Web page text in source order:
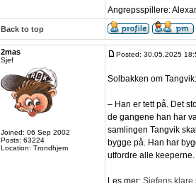
Angrepsspillere:
Back to top
2mas
Sjef
Joined: 06 Sep 2002
Posts: 63224
Location: Trondhjem
Posted: 30.05.2025
Solbakken om Tangvik:
– Han er tett på. Det
de gangene han har
samlingen Tangvik
bygge på. Han har
utfordre alle keeperne.
Les mer: Sjefens klare